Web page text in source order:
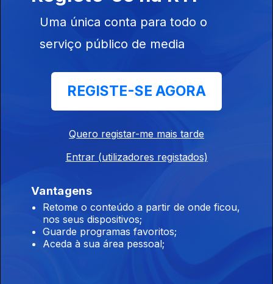
Ep. 29
Uma única conta para todo o
serviço público de media
REGISTE-SE AGORA
Quero registar-me mais tarde
Entrar (utilizadores registados)
Vantagens
Retome o conteúdo a partir de onde ficou,
nos seus dispositivos;
Guarde programas favoritos;
Aceda à sua área pessoal;